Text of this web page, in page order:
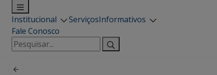
Institucional ServiçosInformativos
Fale Conosco
Pesquisar
por: